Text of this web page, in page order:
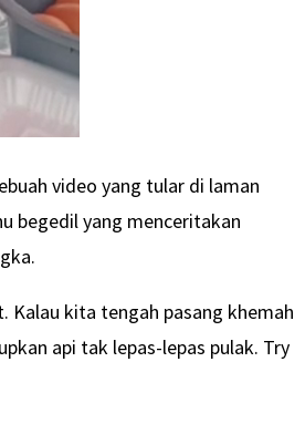
video yang tular di laman
begedil yang menceritakan
Kalau kita tengah pasang khemah
api tak lepas-lepas pulak. Try